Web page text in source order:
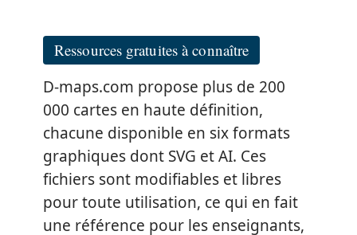
Ressources gratuites à connaître
D-maps.com propose plus de 200
000 cartes en haute définition,
chacune disponible en six formats
graphiques dont SVG et AI. Ces
fichiers sont modifiables et libres
pour toute utilisation, ce qui en fait
une référence pour les enseignants,